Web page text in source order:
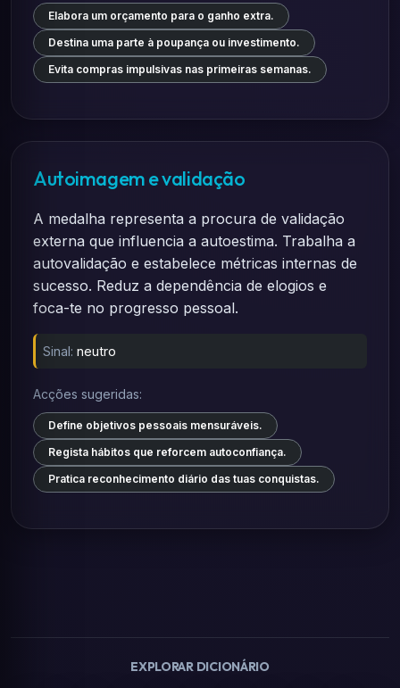
Elabora um orçamento para o ganho extra.
Destina uma parte à poupança ou investimento.
Evita compras impulsivas nas primeiras semanas.
Autoimagem e validação
A medalha representa a procura de validação
externa que influencia a autoestima. Trabalha a
autovalidação e estabelece métricas internas de
sucesso. Reduz a dependência de elogios e
foca-te no progresso pessoal.
Sinal: neutro
Acções sugeridas:
Define objetivos pessoais mensuráveis.
Regista hábitos que reforcem autoconfiança.
Pratica reconhecimento diário das tuas conquistas.
EXPLORAR DICIONÁRIO